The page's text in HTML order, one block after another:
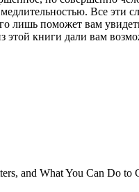
Все эти
лишь поможет вам
этой книги дали вам
and What You Can Do to